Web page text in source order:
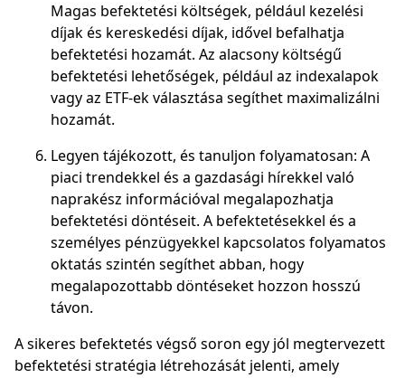
Magas befektetési költségek, például kezelési
díjak és kereskedési díjak, idővel befalhatja
befektetési hozamát. Az alacsony költségű
befektetési lehetőségek, például az indexalapok
vagy az ETF-ek választása segíthet maximalizálni
hozamát.
Legyen tájékozott, és tanuljon folyamatosan: A
piaci trendekkel és a gazdasági hírekkel való
naprakész információval megalapozhatja
befektetési döntéseit. A befektetésekkel és a
személyes pénzügyekkel kapcsolatos folyamatos
oktatás szintén segíthet abban, hogy
megalapozottabb döntéseket hozzon hosszú
távon.
A sikeres befektetés végső soron egy jól megtervezett
befektetési stratégia létrehozását jelenti, amely